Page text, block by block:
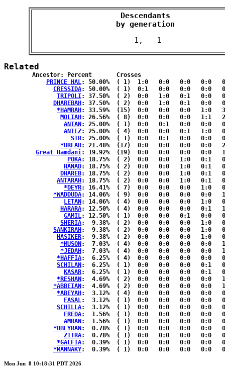
Descendants
by generation
Related
PRINCE HAL: 50.00%	( 1)  1:0   0:0   0:0   0:0   0:0  { 0:0 }
CRESSIDA: 50.00%	( 1)  0:1   0:0   0:0   0:0   0:0  { 0:0 }
TRIPOLI: 37.50%	( 2)  0:0   1:0   0:1   0:0   0:0  { 0:0 }
DHAREBAH : 37.50%	( 2)  0:0   1:0   0:1   0:0   0:0  { 0:0 }
*HAMRAH : 33.59%	(15)  0:0   0:0   0:0   1:0   3:2  { 2:7 }
MOLIAH : 26.56%	( 8)  0:0   0:0   0:0   1:1   2:1  { 0:3 }
ANTAN : 25.00%	( 1)  0:0   0:1   0:0   0:0   0:0  { 0:0 }
ANTEZ: 25.00%	( 4)  0:0   0:0   0:1   1:0   0:2  { 0:0 }
SIR: 25.00%	( 1)  0:0   0:1   0:0   0:0   0:0  { 0:0 }
*URFAH : 21.48%	(17)  0:0   0:0   0:0   0:0   2:0  { 5:10}
Great Hamdani: 19.92%	(19)  0:0   0:0   0:0   0:0   1:0  { 6:12}
POKA: 18.75%	( 2)  0:0   0:0   1:0   0:1   0:0  { 0:0 }
HANAD: 18.75%	( 2)  0:0   0:0   1:0   0:1   0:0  { 0:0 }
DHAREB: 18.75%	( 2)  0:0   0:0   1:0   0:1   0:0  { 0:0 }
ANTARAH : 18.75%	( 2)  0:0   0:0   1:0   0:1   0:0  { 0:0 }
*DEYR: 16.41%	( 7)  0:0   0:0   0:0   1:0   0:2  { 1:3 }
*WADDUDA: 14.06%	( 9)  0:0   0:0   0:0   0:0   1:1  { 2:5 }
LETAN : 14.06%	( 4)  0:0   0:0   0:0   1:0   0:2  { 0:1 }
HARARA: 12.50%	( 4)  0:0   0:0   0:0   0:1   1:0  { 0:2 }
GAMIL: 12.50%	( 1)  0:0   0:0   0:1   0:0   0:0  { 0:0 }
SHERIA:  9.38%	( 2)  0:0   0:0   0:0   1:0   0:1  { 0:0 }
SANKIRAH :  9.38%	( 2)  0:0   0:0   0:0   1:0   0:1  { 0:0 }
HASIKER:  9.38%	( 2)  0:0   0:0   0:0   1:0   0:1  { 0:0 }
*MUSON :  7.03%	( 4)  0:0   0:0   0:0   0:0   1:0  { 0:3 }
*JEDAH :  7.03%	( 4)  0:0   0:0   0:0   0:0   1:0  { 0:3 }
*HAFFIA:  6.25%	( 4)  0:0   0:0   0:0   0:0   0:1  { 1:2 }
SCHILAN :  6.25%	( 1)  0:0   0:0   0:0   0:1   0:0  { 0:0 }
KASAR:  6.25%	( 1)  0:0   0:0   0:0   0:1   0:0  { 0:0 }
*RESHAN :  4.69%	( 2)  0:0   0:0   0:0   0:0   1:0  { 0:1 }
*ABBEIAN :  4.69%	( 2)  0:0   0:0   0:0   0:0   1:0  { 0:1 }
*ABEYAH :  3.12%	( 4)  0:0   0:0   0:0   0:0   0:0  { 1:3 }
FASAL:  3.12%	( 1)  0:0   0:0   0:0   0:0   0:1  { 0:0 }
SCHILLA:  3.12%	( 1)  0:0   0:0   0:0   0:0   0:1  { 0:0 }
FREDA:  1.56%	( 1)  0:0   0:0   0:0   0:0   0:0  { 0:1 }
AMRAN :  1.56%	( 1)  0:0   0:0   0:0   0:0   0:0  { 0:1 }
*OBEYRAN :  0.78%	( 1)  0:0   0:0   0:0   0:0   0:0  { 0:1 }
ZITRA:  0.78%	( 1)  0:0   0:0   0:0   0:0   0:0  { 0:1 }
*GALFIA:  0.39%	( 1)  0:0   0:0   0:0   0:0   0:0  { 0:1 }
*MANNAKY